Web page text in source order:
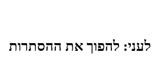
להפוך את ההסתרות